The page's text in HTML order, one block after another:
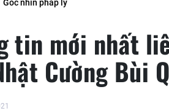
Góc nhìn pháp lý
tin mới nhất
Cường Bùi